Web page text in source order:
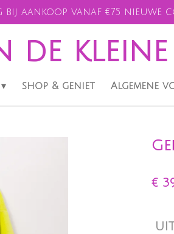
bij aankoop vanaf €75
de
shop & geniet Algemene
€